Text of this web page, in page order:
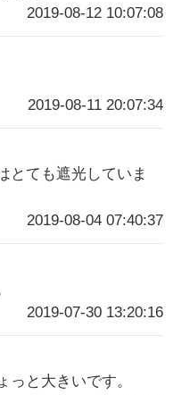
2019-08-12 10:07:08
2019-08-11 20:07:34
とても遮光していま
2019-08-04 07:40:37
2019-07-30 13:20:16
っと大きいです。